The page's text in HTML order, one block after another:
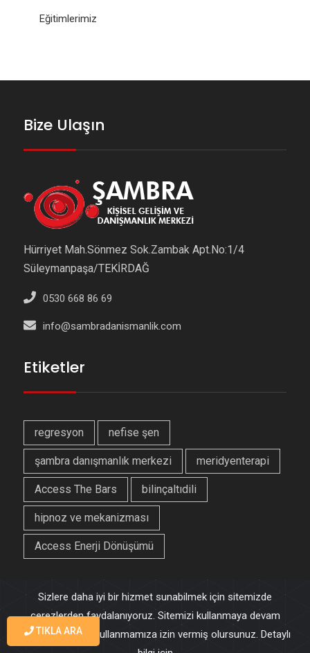
Eğitimlerimiz
Bize Ulaşın
Hürriyet Mah.Sönmez Sok.Zambak Apt.No:1/4
Süleymanpaşa/TEKİRDAĞ
0530 668 86 69
info@sambradanismanlik.com
Etiketler
regresyon nefise şen
şambra danışmanlık merkezi meridyenterapi
Access The Bars bilinçaltıdili
hipnoz ve mekanizması
Access Enerji Dönüşümü
© 2021 Şambra Kişisel Eğitim ve Danışmanlık Merkezi - Site
Tasarım :Sevi Web Tasarım
TIKLA ARA
Sizlere daha iyi bir hizmet sunabilmek için sitemizde
çerezlerden faydalanıyoruz. Sitemizi kullanmaya devam
ederek çerezleri kullanmamıza izin vermiş olursunuz. Detaylı